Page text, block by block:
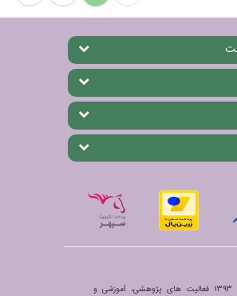
روستاگل از سال 1393 فعالیت های پژوهشی، آموزشی و